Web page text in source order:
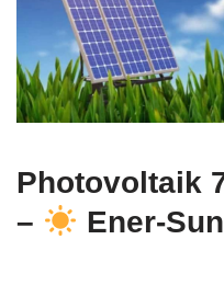
Photovoltaik
–
Ener-